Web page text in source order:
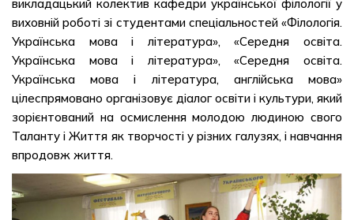
викладацький колектив кафедри української філології у
виховній роботі зі студентами спеціальностей «Філологія.
Українська мова і література», «Середня освіта.
Українська мова і література», «Середня освіта.
Українська мова і література, англійська мова»
цілеспрямовано організовує діалог освіти і культури, який
зорієнтований на осмислення молодою людиною свого
Таланту і Життя як творчості у різних галузях, і навчання
впродовж життя.